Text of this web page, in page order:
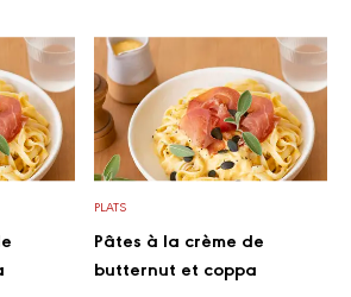
PLATS
Pâtes à la crème de
butternut et coppa